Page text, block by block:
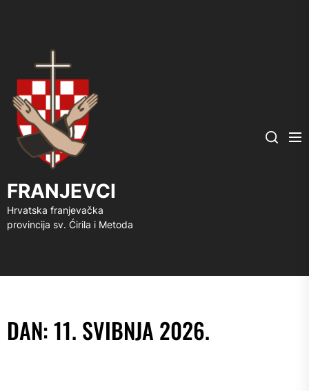
FRANJEVCI
Hrvatska franjevačka
provincija sv. Ćirila i Metoda
Search
DAN:11. SVIBNJA 2026.